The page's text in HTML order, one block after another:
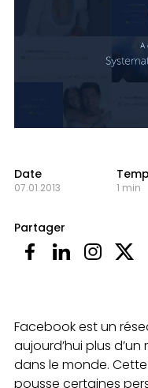
Date
07.01.2013 1 min
Partager
Facebook est un
aujourd’hui plus
dans le monde.
pousse certaines